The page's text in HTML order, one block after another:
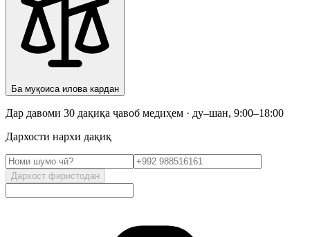
Ба муқоиса илова кардан
Дар давоми 30 дақиқа ҷавоб медиҳем · ду–шан, 9:00–18:00
Дархости нархи дақиқ
Дархост фиристодан